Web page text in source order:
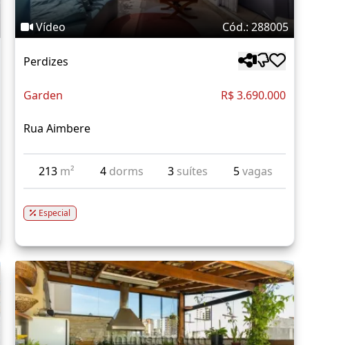
Vídeo Cód.: 288005
Perdizes
Garden R$ 3.690.000
Rua Aimbere
213 m² 4 dorms 3 suítes 5vagas
Especial